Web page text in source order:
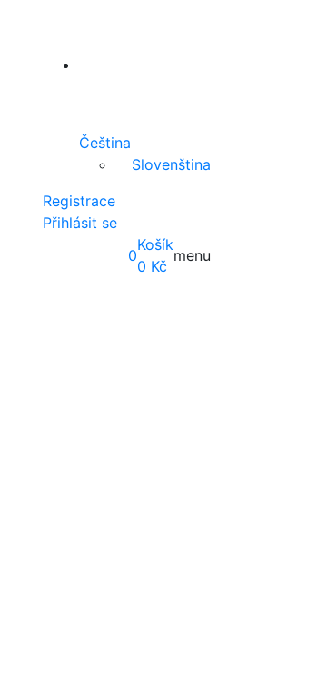
Čeština
Slovenština
Registrace
Přihlásit se
0
Košík
0 Kč
menu